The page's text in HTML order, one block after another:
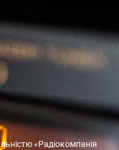
«Радіокомпанія